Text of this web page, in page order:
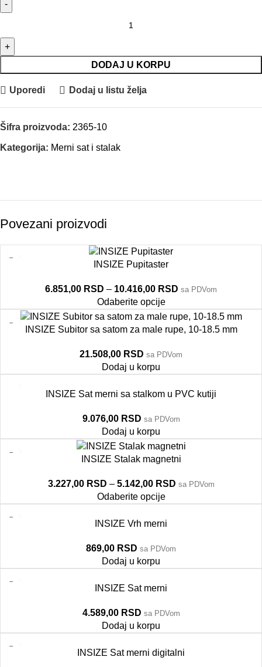
INSIZE Merilo za debljinu sa satom i polugom količina
DODAJ U KORPU
Uporedi Dodaj u listu želja
Šifra proizvoda: 2365-10
Kategorija: Merni sat i stalak
Povezani proizvodi
INSIZE Pupitaster
6.851,00 RSD – 10.416,00 RSD sa PDVom
Odaberite opcije
INSIZE Subitor sa satom za male rupe, 10-18.5 mm
21.508,00 RSD sa PDVom
Dodaj u korpu
INSIZE Sat merni sa stalkom u PVC kutiji
9.076,00 RSD sa PDVom
Dodaj u korpu
INSIZE Stalak magnetni
3.227,00 RSD – 5.142,00 RSD sa PDVom
Odaberite opcije
INSIZE Vrh merni
869,00 RSD sa PDVom
Dodaj u korpu
INSIZE Sat merni
4.589,00 RSD sa PDVom
Dodaj u korpu
INSIZE Sat merni digitalni